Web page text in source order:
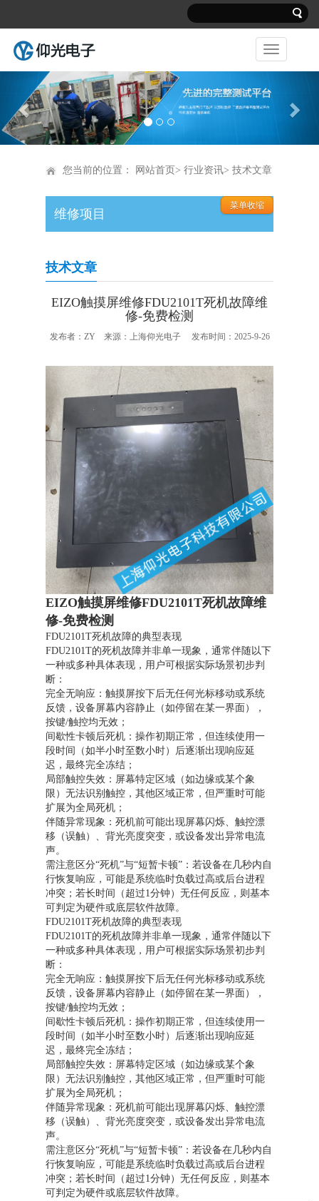
Previous
您当前的位置： 网站首页 > 行业资讯> 技术文章
维修项目
技术文章
EIZO触摸屏维修FDU2101T死机故障维
修-免费检测
发布者：ZY 来源：上海仰光电子 发布时间：2025-9-26
EIZO触摸屏维修FDU2101T死机故障维
修-免费检测
FDU2101T死机故障的典型表现
FDU2101T的死机故障并非单一现象，通常伴随以下
一种或多种具体表现，用户可根据实际场景初步判
断：
完全无响应：触摸屏按下后无任何光标移动或系统
反馈，设备屏幕内容静止（如停留在某一界面），
按键/触控均无效；
间歇性卡顿后死机：操作初期正常，但连续使用一
段时间（如半小时至数小时）后逐渐出现响应延
迟，最终完全冻结；
局部触控失效：屏幕特定区域（如边缘或某个象
限）无法识别触控，其他区域正常，但严重时可能
扩展为全局死机；
伴随异常现象：死机前可能出现屏幕闪烁、触控漂
移（误触）、背光亮度突变，或设备发出异常电流
声。
需注意区分“死机”与“短暂卡顿”：若设备在几秒内自
行恢复响应，可能是系统临时负载过高或后台进程
冲突；若长时间（超过1分钟）无任何反应，则基本
可判定为硬件或底层软件故障。
FDU2101T死机故障的典型表现
FDU2101T的死机故障并非单一现象，通常伴随以下
一种或多种具体表现，用户可根据实际场景初步判
断：
完全无响应：触摸屏按下后无任何光标移动或系统
反馈，设备屏幕内容静止（如停留在某一界面），
按键/触控均无效；
间歇性卡顿后死机：操作初期正常，但连续使用一
段时间（如半小时至数小时）后逐渐出现响应延
迟，最终完全冻结；
局部触控失效：屏幕特定区域（如边缘或某个象
限）无法识别触控，其他区域正常，但严重时可能
扩展为全局死机；
伴随异常现象：死机前可能出现屏幕闪烁、触控漂
移（误触）、背光亮度突变，或设备发出异常电流
声。
需注意区分“死机”与“短暂卡顿”：若设备在几秒内自
行恢复响应，可能是系统临时负载过高或后台进程
冲突；若长时间（超过1分钟）无任何反应，则基本
可判定为硬件或底层软件故障。